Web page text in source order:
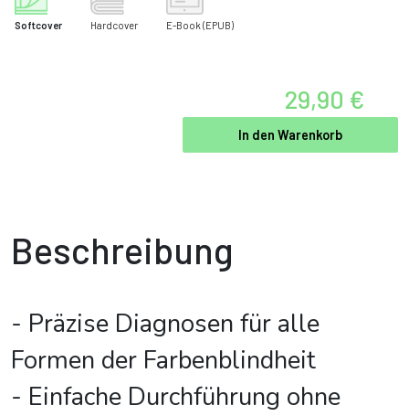
Softcover Hardcover E-Book (EPUB)
29,90 €
In den Warenkorb
Beschreibung
- Präzise Diagnosen für alle
Formen der Farbenblindheit
- Einfache Durchführung ohne